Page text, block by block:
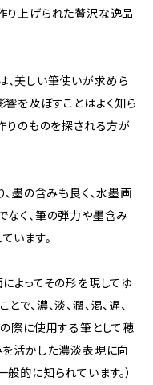
り上げられた贅沢な逸品
美しい筆使いが求めら
響を及ぼすことはよく知ら
りのものを探される方が
墨の含みも良く、水墨画
なく、筆の弾力や墨含み
います。
よってその形を現してゆ
、濃、淡、潤、渇、遅、
際に使用する筆として穂
を活かした濃淡表現に向
的に知られています。）